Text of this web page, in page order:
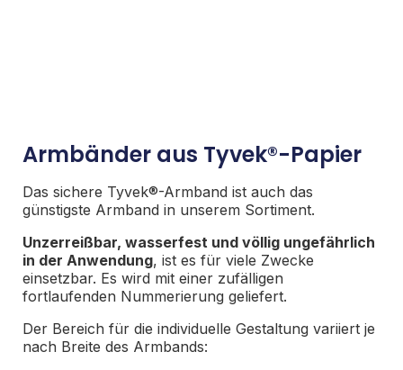
Armbänder aus Tyvek®-Papier
Das sichere Tyvek®-Armband ist auch das
günstigste Armband in unserem Sortiment.
Unzerreißbar, wasserfest und völlig ungefährlich
in der Anwendung, ist es für viele Zwecke
einsetzbar. Es wird mit einer zufälligen
fortlaufenden Nummerierung geliefert.
Der Bereich für die individuelle Gestaltung variiert je
nach Breite des Armbands: